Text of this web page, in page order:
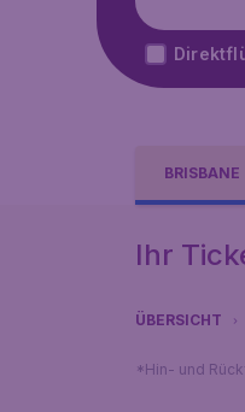
BRISBANE
Ihr
ÜBERSICHT
*Hin- und